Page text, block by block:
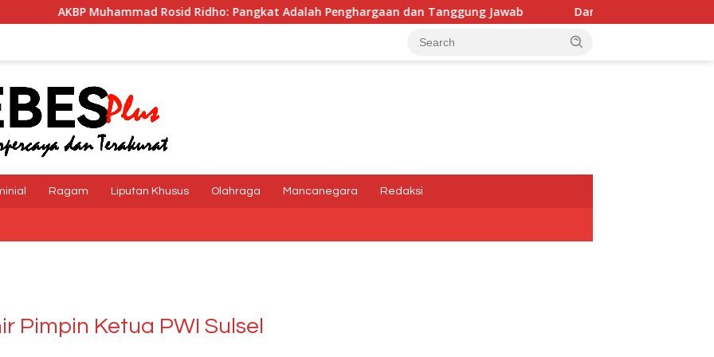
Rosid Ridho: Pangkat Adalah Penghargaan dan Tanggung Jawab Dana Media Belum Terbayarkan, Kadis
Ragam Liputan Khusus Olahraga Mancanegara Redaksi
Pimpin Ketua PWI Sulsel